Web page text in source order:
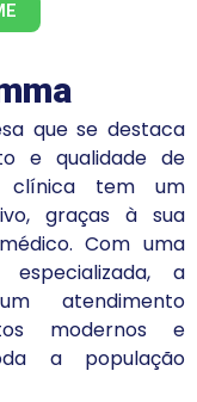
que se destaca
e qualidade de
clínica tem um
graças à sua
Com uma
a
atendimento
modernos e
a população